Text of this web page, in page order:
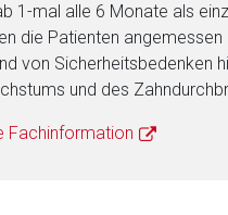
1-mal alle 6 Monate als
die Patienten
von Sicherheitsbedenken
und des
Fachinformation